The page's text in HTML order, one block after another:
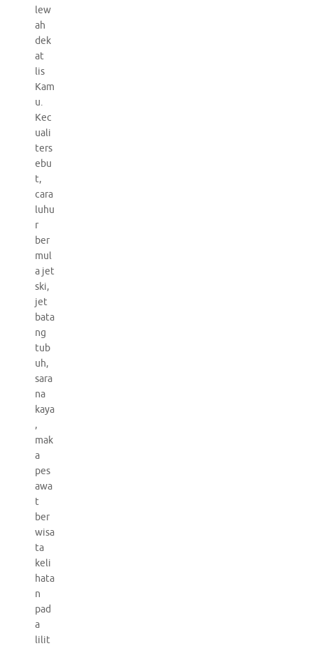
lew
ah
dek
at
lis
Kam
u.
Kec
uali
ters
ebu
t,
cara
luhu
r
ber
mul
a jet
ski,
jet
bata
ng
tub
uh,
sara
na
kaya
,
mak
a
pes
awa
t
ber
wisa
ta
keli
hata
n
pad
a
lilit